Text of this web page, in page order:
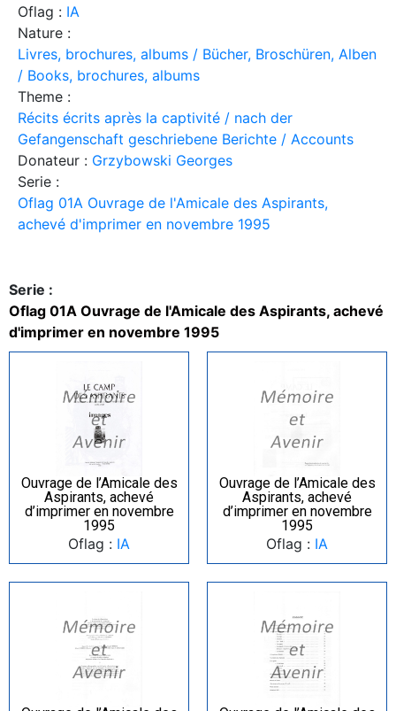
Oflag : IA
Nature :
Livres, brochures, albums / Bücher, Broschüren, Alben
/ Books, brochures, albums
Theme :
Récits écrits après la captivité / nach der
Gefangenschaft geschriebene Berichte / Accounts
Donateur : Grzybowski Georges
Serie :
Oflag 01A Ouvrage de l'Amicale des Aspirants,
achevé d'imprimer en novembre 1995
Serie :
Oflag 01A Ouvrage de l'Amicale des Aspirants, achevé
d'imprimer en novembre 1995
Ouvrage de l’Amicale des
Aspirants, achevé
d’imprimer en novembre
1995
Oflag : IA
Ouvrage de l’Amicale des
Aspirants, achevé
d’imprimer en novembre
1995
Oflag : IA